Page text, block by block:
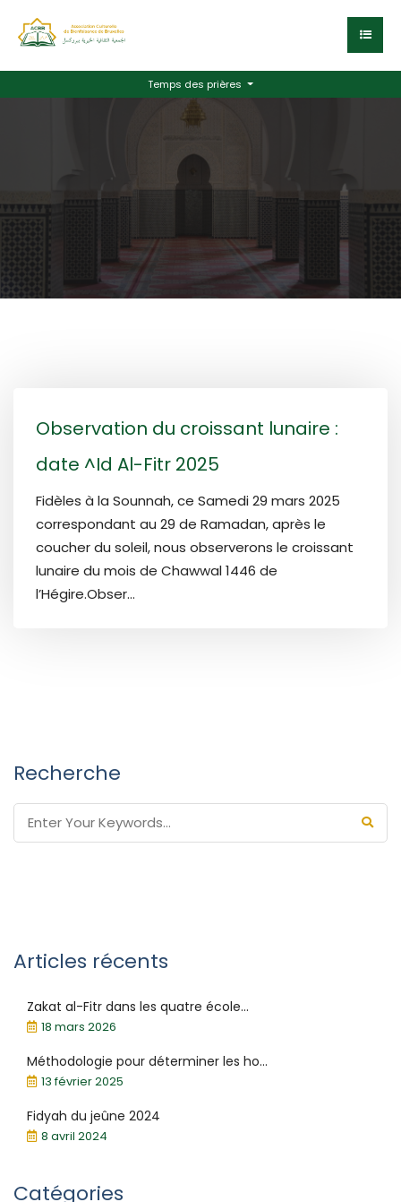
Temps des prières
Observation du croissant lunaire :
date ^Id Al-Fitr 2025
Fidèles à la Sounnah, ce Samedi 29 mars 2025
correspondant au 29 de Ramadan, après le
coucher du soleil, nous observerons le croissant
lunaire du mois de Chawwal 1446 de
l’Hégire.Obser...
Recherche
Articles récents
Zakat al-Fitr dans les quatre école...
18 mars 2026
Méthodologie pour déterminer les ho...
13 février 2025
Fidyah du jeûne 2024
8 avril 2024
Catégories